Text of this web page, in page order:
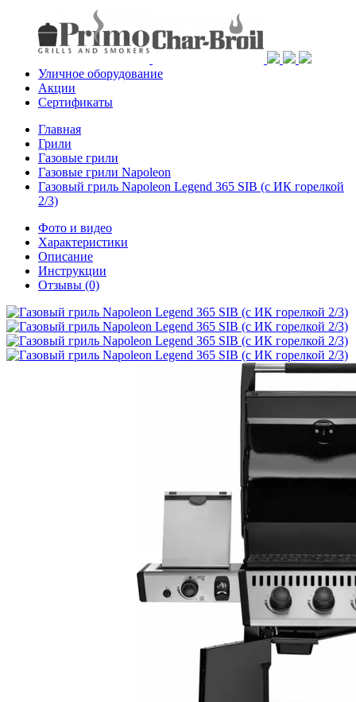
Уличное оборудование
Акции
Сертификаты
Главная
Грили
Газовые грили
Газовые грили Napoleon
Газовый гриль Napoleon Legend 365 SIB (с ИК горелкой
2/3)
Фото и видео
Характеристики
Описание
Инструкции
Отзывы (0)